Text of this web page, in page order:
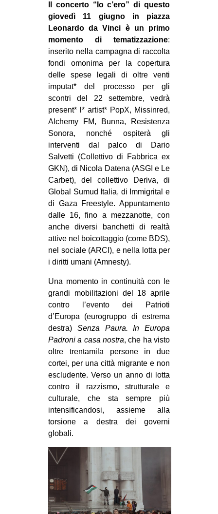
Il concerto “Io c’ero” di questo
giovedì 11 giugno in piazza
Leonardo da Vinci è un primo
momento di tematizzazione:
inserito nella campagna di raccolta
fondi omonima per la copertura
delle spese legali di oltre venti
imputat* del processo per gli
scontri del 22 settembre, vedrà
present* l* artist* PopX, Missinred,
Alchemy FM, Bunna, Resistenza
Sonora, nonché ospiterà gli
interventi dal palco di Dario
Salvetti (Collettivo di Fabbrica ex
GKN), di Nicola Datena (ASGI e Le
Carbet), del collettivo Deriva, di
Global Sumud Italia, di Immigrital e
di Gaza Freestyle. Appuntamento
dalle 16, fino a mezzanotte, con
anche diversi banchetti di realtà
attive nel boicottaggio (come BDS),
nel sociale (ARCI), e nella lotta per
i diritti umani (Amnesty).
Una momento in continuità con le
grandi mobilitazioni del 18 aprile
contro l’evento dei Patrioti
d’Europa (eurogruppo di estrema
destra) Senza Paura. In Europa
Padroni a casa nostra, che ha visto
oltre trentamila persone in due
cortei, per una città migrante e non
escludente. Verso un anno di lotta
contro il razzismo, strutturale e
culturale, che sta sempre più
intensificandosi, assieme alla
torsione a destra dei governi
globali.